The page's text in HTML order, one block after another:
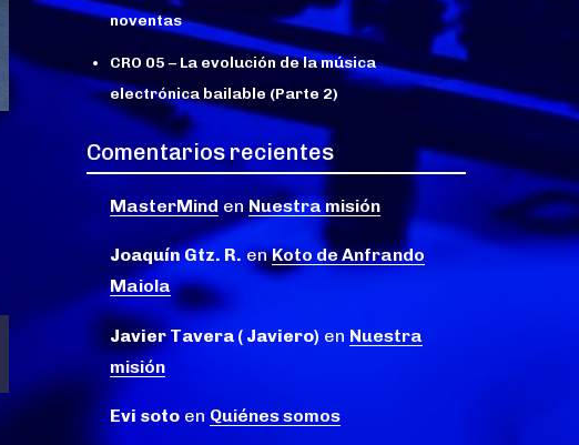
noventas
CRO 05 – La evolución de la música
electrónica bailable (Parte 2)
Comentarios recientes
MasterMind enNuestra misión
Joaquín Gtz. R. enKoto de Anfrando
Maiola
Javier Tavera ( Javiero) en Nuestra
misión
Evi soto en Quiénes somos